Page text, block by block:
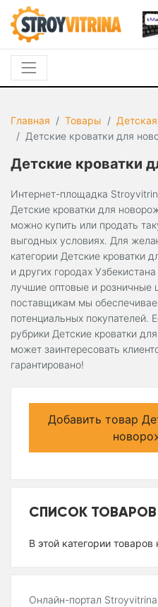
Главная Товары
Детские кроватки для
Детские кроватки
Интернет-площадка
Детские кроватки для
можно купить или продать
выгодных условиях. Для
категории Детские кроватки
и других городах
лучшие оптовые и розничные
поставщикам мы
потенциальных покупателей.
рубрики Детские кроватки
может заинтересовать
гарантировано!
Добавить товар
СПИСОК ТОВАРОВ
В этой категории товаров
Онлайн-портал